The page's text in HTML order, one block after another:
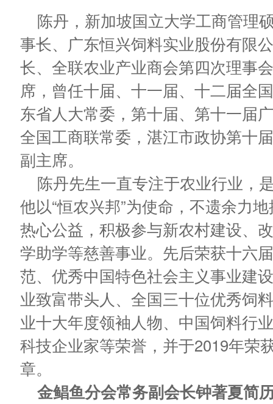
陈丹，新加坡国立大学工商管理
事长、广东恒兴饲料实业股份有限
长、全联农业产业商会第四次理事
席，曾任十届、十一届、十二届全
东省人大常委，第十届、第十一届
全国工商联常委，湛江市政协第十
副主席。
陈丹先生一直专注于农业行业，
他以“恒农兴邦”为使命，不遗余力
热心公益，积极参与新农村建设、
学助学等慈善事业。先后荣获十六
范、优秀中国特色社会主义事业建
业致富带头人、全国三十位优秀饲
业十大年度领袖人物、中国饲料行
科技企业家等荣誉，并于2019年荣
章。
金鲳鱼分会常务副会长钟著夏简